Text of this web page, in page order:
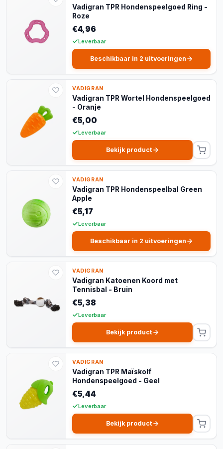
Vadigran TPR Hondenspeelgoed Ring -
Roze
€4,96
Leverbaar
Beschikbaar in 2 uitvoeringen
VADIGRAN
Vadigran TPR Wortel Hondenspeelgoed
- Oranje
€5,00
Leverbaar
Bekijk product
VADIGRAN
Vadigran TPR Hondenspeelbal Green
Apple
€5,17
Leverbaar
Beschikbaar in 2 uitvoeringen
VADIGRAN
Vadigran Katoenen Koord met
Tennisbal - Bruin
€5,38
Leverbaar
Bekijk product
VADIGRAN
Vadigran TPR Maïskolf
Hondenspeelgoed - Geel
€5,44
Leverbaar
Bekijk product